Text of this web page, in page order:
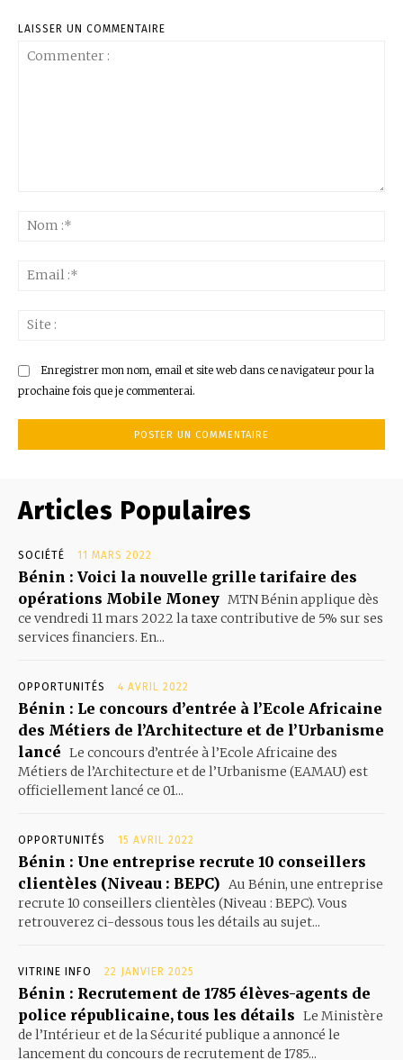
LAISSER UN COMMENTAIRE
Enregistrer mon nom, email et site web dans ce navigateur pour la
prochaine fois que je commenterai.
Articles Populaires
SOCIÉTÉ 11 MARS 2022
Bénin : Voici la nouvelle grille tarifaire des
opérations Mobile Money MTN Bénin applique dès
ce vendredi 11 mars 2022 la taxe contributive de 5% sur ses
services financiers. En...
OPPORTUNITÉS 4 AVRIL 2022
Bénin : Le concours d’entrée à l’Ecole Africaine
des Métiers de l’Architecture et de l’Urbanisme
lancé Le concours d’entrée à l’Ecole Africaine des
Métiers de l’Architecture et de l’Urbanisme (EAMAU) est
officiellement lancé ce 01...
OPPORTUNITÉS 15 AVRIL 2022
Bénin : Une entreprise recrute 10 conseillers
clientèles (Niveau : BEPC) Au Bénin, une entreprise
recrute 10 conseillers clientèles (Niveau : BEPC). Vous
retrouverez ci-dessous tous les détails au sujet...
VITRINE INFO 22 JANVIER 2025
Bénin : Recrutement de 1785 élèves-agents de
police républicaine, tous les détails Le Ministère
de l’Intérieur et de la Sécurité publique a annoncé le
lancement du concours de recrutement de 1785...